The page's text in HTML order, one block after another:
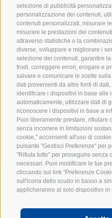
selezione di pubblicità
personalizzazione dei contenuti,
contenuti personalizzati, misurare
misurare le prestazioni dei
attraverso statistiche o la
diverse, sviluppare e migliorare i
selezione dei contenuti, garantire
frodi, correggere errori, erogare e
salvare e comunicare le scelte
dati provenienti da altre fonti di
identificare i dispositivi in base alle
automaticamente, utilizzare dati di
riconoscere i dispositivi in base a
Puoi liberamente prestare, rifiutare
senza incorrere in limitazioni
cookie," acconsenti all'uso di
pulsante "Gestisci Preferenze" per
"Rifiuta tutto" per proseguire senza
necessari. Puoi modificare le tue
cliccando sul link "Preferenze
sull'icona dello scudo in basso a
applicheranno al solo dispositivo in